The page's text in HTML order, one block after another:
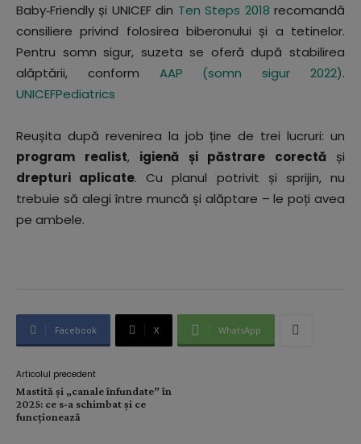
Baby‑Friendly și UNICEF din Ten Steps 2018 recomandă
consiliere privind folosirea biberonului și a tetinelor.
Pentru somn sigur, suzeta se oferă după stabilirea
alăptării, conform AAP (somn sigur 2022).
UNICEFPediatrics
Reușita după revenirea la job ține de trei lucruri: un
program realist, igienă și păstrare corectăși
drepturi aplicate. Cu planul potrivit și sprijin, nu
trebuie să alegi între muncă și alăptare – le poți avea
pe ambele.
Facebook X WhatsApp
Articolul precedent
Mastită și „canale înfundate” în
2025: ce s-a schimbat și ce
funcționează